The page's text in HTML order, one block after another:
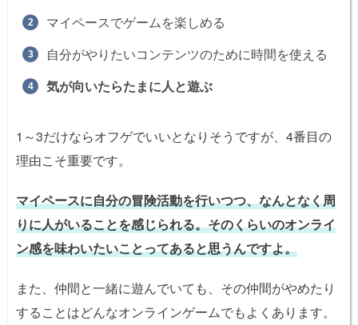
マイペースでゲームを楽しめる
自分がやりたいコンテンツのために時間を使える
気が向いたらたまに人と遊ぶ
1～3だけならオフゲでいいとなりそうですが、4番目の
理由こそ重要です。
マイペースに自分の冒険活動を行いつつ、なんとなく周
りに人がいることを感じられる。そのくらいのオンライ
ン感を味わいたいことってあると思うんですよ。
また、仲間と一緒に遊んでいても、その仲間がやめたり
することはどんなオンラインゲームでもよくあります。